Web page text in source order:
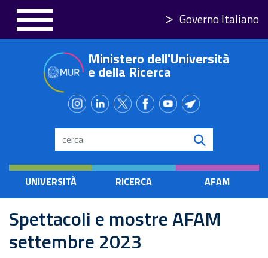
content
Governo Italiano
Ministero dell'Università
e della Ricerca
Search
UNIVERSITÀ RICERCA AFAM
Spettacoli e mostre AFAM
settembre 2023